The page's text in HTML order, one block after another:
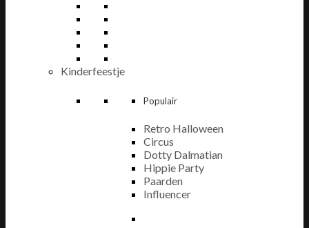
Kinderfeestje
Populair
Retro Halloween
Circus
Dotty Dalmatian
Hippie Party
Paarden
Influencer